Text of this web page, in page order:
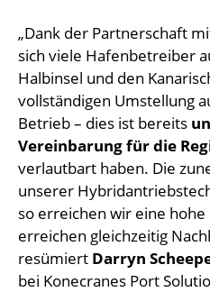
„Dank der Partnerschaft
sich viele Hafenbetreiber
Halbinsel und den
vollständigen Umstellung
Betrieb – dies ist bereits
Vereinbarung für die
verlautbart haben. Die
unserer
so erreichen wir eine
erreichen gleichzeitig
resümiert Darryn
bei Konecranes Port